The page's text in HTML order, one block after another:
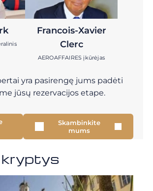
Francois-Xavier
Clerc
AEROAFFAIRES įkūrėjas
yra pasirengę jums padėti
jūsų rezervacijos etape.
Skambinkite
mums
kryptys